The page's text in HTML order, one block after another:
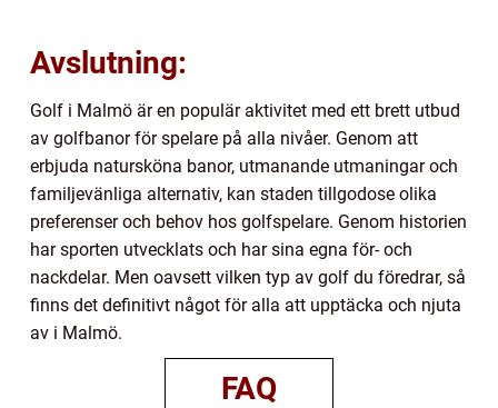
Avslutning:
Golf i Malmö är en populär aktivitet med ett brett utbud
av golfbanor för spelare på alla nivåer. Genom att
erbjuda natursköna banor, utmanande utmaningar och
familjevänliga alternativ, kan staden tillgodose olika
preferenser och behov hos golfspelare. Genom historien
har sporten utvecklats och har sina egna för- och
nackdelar. Men oavsett vilken typ av golf du föredrar, så
finns det definitivt något för alla att upptäcka och njuta
av i Malmö.
FAQ